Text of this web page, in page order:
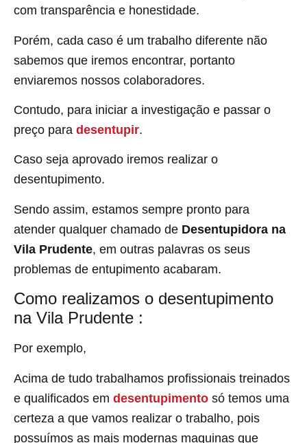
com transparência e honestidade.
Porém, cada caso é um trabalho diferente não
sabemos que iremos encontrar, portanto
enviaremos nossos colaboradores.
Contudo, para iniciar a investigação e passar o
preço para desentupir.
Caso seja aprovado iremos realizar o
desentupimento.
Sendo assim, estamos sempre pronto para
atender qualquer chamado de Desentupidora na
Vila Prudente, em outras palavras os seus
problemas de entupimento acabaram.
Como realizamos o desentupimento
na Vila Prudente :
Por exemplo,
Acima de tudo trabalhamos profissionais treinados
e qualificados em desentupimento só temos uma
certeza a que vamos realizar o trabalho, pois
possuímos as mais modernas maquinas que